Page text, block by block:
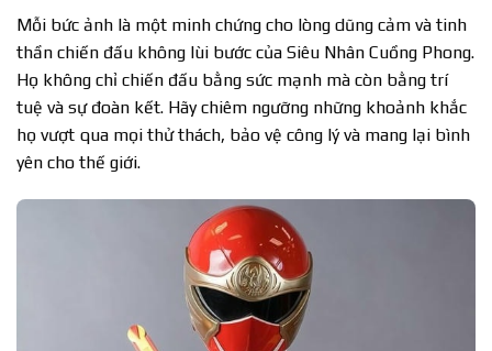
Mỗi bức ảnh là một minh chứng cho lòng dũng cảm và tinh
thần chiến đấu không lùi bước của Siêu Nhân Cuồng Phong.
Họ không chỉ chiến đấu bằng sức mạnh mà còn bằng trí
tuệ và sự đoàn kết. Hãy chiêm ngưỡng những khoảnh khắc
họ vượt qua mọi thử thách, bảo vệ công lý và mang lại bình
yên cho thế giới.